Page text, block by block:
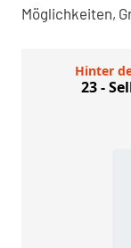
Möglichkeiten,